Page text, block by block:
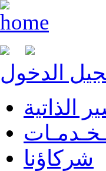
الدخول
الذاتية
شركاؤنا